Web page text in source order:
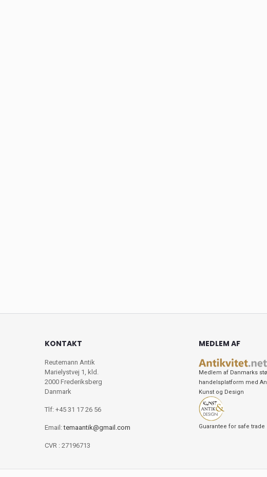
KONTAKT
Reutemann Antik
Marielystvej 1, kld.
2000 Frederiksberg
Danmark
Tlf: +45 31 17 26 56
Email:temaantik@gmail.com
CVR : 27196713
MEDLEM AF
Medlem af Danmarks
handelsplatform med
Kunst og Design
Guarantee for safe trade